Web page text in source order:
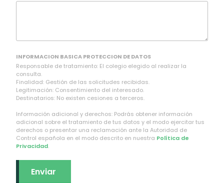
INFORMACION BASICA PROTECCION DE DATOS
Responsable de tratamiento: El colegio elegido al realizar la
consulta.
Finalidad: Gestión de las solicitudes recibidas.
Legitimación: Consentimiento del interesado.
Destinatarios: No existen cesiones a terceros.
Información adicional y derechos: Podrás obtener información
adicional sobre el tratamiento de tus datos y el modo ejercitar tus
derechos o presentar una reclamación ante la Autoridad de
Control española en el modo descrito en nuestra Política de
Privacidad.